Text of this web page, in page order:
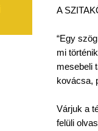
A
“Egy szög
mi történik
mesebeli
kovácsa,
Várjuk a
felüli